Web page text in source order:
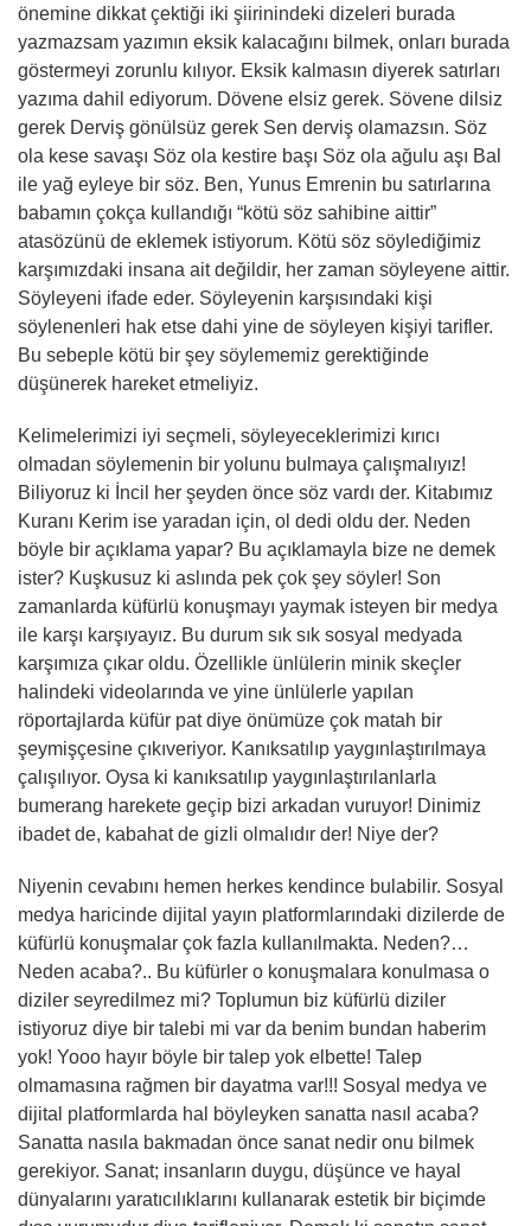
önemine dikkat çektiği iki şiirinindeki dizeleri burada
yazmazsam yazımın eksik kalacağını bilmek, onları burada
göstermeyi zorunlu kılıyor. Eksik kalmasın diyerek satırları
yazıma dahil ediyorum. Dövene elsiz gerek. Sövene dilsiz
gerek Derviş gönülsüz gerek Sen derviş olamazsın. Söz
ola kese savaşı Söz ola kestire başı Söz ola ağulu aşı Bal
ile yağ eyleye bir söz. Ben, Yunus Emrenin bu satırlarına
babamın çokça kullandığı “kötü söz sahibine aittir”
atasözünü de eklemek istiyorum. Kötü söz söylediğimiz
karşımızdaki insana ait değildir, her zaman söyleyene aittir.
Söyleyeni ifade eder. Söyleyenin karşısındaki kişi
söylenenleri hak etse dahi yine de söyleyen kişiyi tarifler.
Bu sebeple kötü bir şey söylememiz gerektiğinde
düşünerek hareket etmeliyiz.
Kelimelerimizi iyi seçmeli, söyleyeceklerimizi kırıcı
olmadan söylemenin bir yolunu bulmaya çalışmalıyız!
Biliyoruz ki İncil her şeyden önce söz vardı der. Kitabımız
Kuranı Kerim ise yaradan için, ol dedi oldu der. Neden
böyle bir açıklama yapar? Bu açıklamayla bize ne demek
ister? Kuşkusuz ki aslında pek çok şey söyler! Son
zamanlarda küfürlü konuşmayı yaymak isteyen bir medya
ile karşı karşıyayız. Bu durum sık sık sosyal medyada
karşımıza çıkar oldu. Özellikle ünlülerin minik skeçler
halindeki videolarında ve yine ünlülerle yapılan
röportajlarda küfür pat diye önümüze çok matah bir
şeymişçesine çıkıveriyor. Kanıksatılıp yaygınlaştırılmaya
çalışılıyor. Oysa ki kanıksatılıp yaygınlaştırılanlarla
bumerang harekete geçip bizi arkadan vuruyor! Dinimiz
ibadet de, kabahat de gizli olmalıdır der! Niye der?
Niyenin cevabını hemen herkes kendince bulabilir. Sosyal
medya haricinde dijital yayın platformlarındaki dizilerde de
küfürlü konuşmalar çok fazla kullanılmakta. Neden?…
Neden acaba?.. Bu küfürler o konuşmalara konulmasa o
diziler seyredilmez mi? Toplumun biz küfürlü diziler
istiyoruz diye bir talebi mi var da benim bundan haberim
yok! Yooo hayır böyle bir talep yok elbette! Talep
olmamasına rağmen bir dayatma var!!! Sosyal medya ve
dijital platformlarda hal böyleyken sanatta nasıl acaba?
Sanatta nasıla bakmadan önce sanat nedir onu bilmek
gerekiyor. Sanat; insanların duygu, düşünce ve hayal
dünyalarını yaratıcılıklarını kullanarak estetik bir biçimde